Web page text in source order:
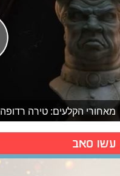
מאחורי הקלעים: טירה רדופה
עשו סאב